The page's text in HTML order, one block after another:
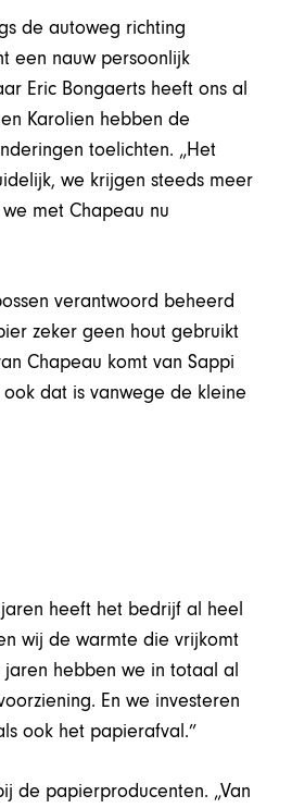
de autoweg richting
een nauw persoonlijk
Eric Bongaerts heeft ons al
Karolien hebben de
toelichten. „Het
we krijgen steeds meer
met Chapeau nu
verantwoord beheerd
zeker geen hout gebruikt
Chapeau komt van Sappi
dat is vanwege de kleine
heeft het bedrijf al heel
wij de warmte die vrijkomt
hebben we in totaal al
En we investeren
ook het papierafval.”
de papierproducenten. „Van